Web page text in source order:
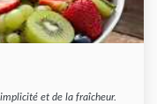
et de la fraîcheur.